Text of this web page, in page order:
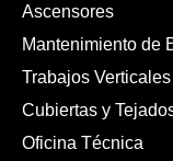
Ascensores
Mantenimiento de
Trabajos Verticales
Cubiertas y
Oficina Técnica